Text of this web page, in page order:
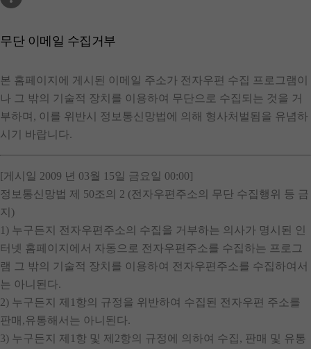
무단 이메일 수집거부
본 홈페이지에 게시된 이메일 주소가 전자우편 수집 프로그램이
나 그 밖의 기술적 장치를 이용하여 무단으로 수집되는 것을 거
부하며, 이를 위반시 정보통신망법에 의해 형사처벌됨을 유념하
시기 바랍니다.
[게시일 2009 년 03월 15일 금요일 00:00]
정보통신망법 제 50조의 2 (전자우편주소의 무단 수집행위 등 금
지)
1) 누구든지 전자우편주소의 수집을 거부하는 의사가 명시된 인
터넷 홈페이지에서 자동으로 전자우편주소를 수집하는 프로그
램 그 밖의 기술적 장치를 이용하여 전자우편주소를 수집하여서
는 아니된다.
2) 누구든지 제1항의 규정을 위반하여 수집된 전자우편 주소를
판매,유통해서는 아니된다.
3) 누구든지 제1항 및 제2항의 규정에 의하여 수집, 판매 및 유통